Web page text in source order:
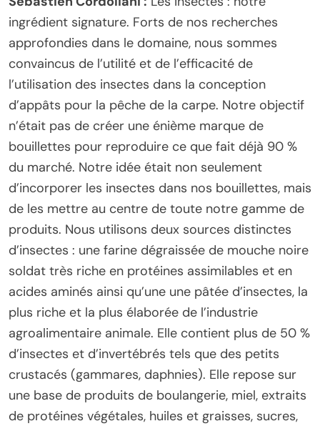
ingrédient signature. Forts de nos recherches
approfondies dans le domaine, nous sommes
convaincus de l’utilité et de l’efficacité de
l’utilisation des insectes dans la conception
d’appâts pour la pêche de la carpe. Notre objectif
n’était pas de créer une énième marque de
bouillettes pour reproduire ce que fait déjà 90 %
du marché. Notre idée était non seulement
d’incorporer les insectes dans nos bouillettes, mais
de les mettre au centre de toute notre gamme de
produits. Nous utilisons deux sources distinctes
d’insectes : une farine dégraissée de mouche noire
soldat très riche en protéines assimilables et en
acides aminés ainsi qu’une une pâtée d’insectes, la
plus riche et la plus élaborée de l’industrie
agroalimentaire animale. Elle contient plus de 50 %
d’insectes et d’invertébrés tels que des petits
crustacés (gammares, daphnies). Elle repose sur
une base de produits de boulangerie, miel, extraits
de protéines végétales, huiles et graisses, sucres,